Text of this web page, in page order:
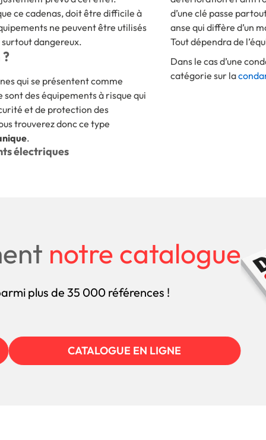
ce cadenas, doit être difficile à
ne peuvent être utilisés
dangereux.
qui se présentent comme
des équipements à risque qui
et de protection des
.
électriques
d’une clé passe
anse qui diffère d’un
Tout dépendra de
Dans le cas d’une
catégorie sur la
notre catalogue
plus de 35 000 références !
CATALOGUE EN LIGNE